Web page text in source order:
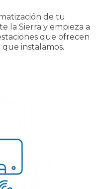
de tu
la Sierra y empieza a
que ofrecen
instalamos.